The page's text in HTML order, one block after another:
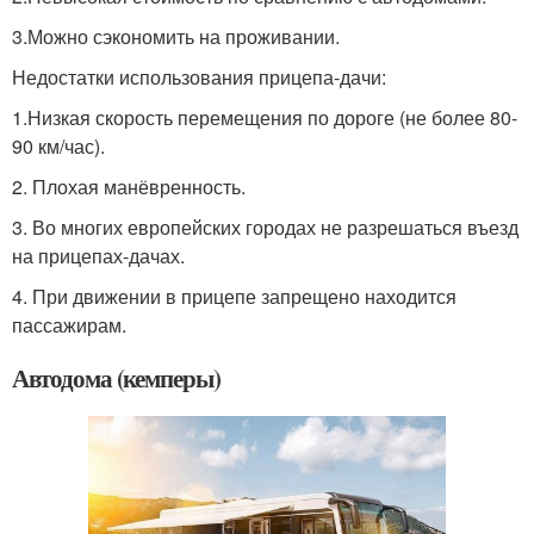
3.Можно сэкономить на проживании.
Недостатки использования прицепа-дачи:
1.Низкая скорость перемещения по дороге (не более 80-
90 км/час).
2. Плохая манёвренность.
3. Во многих европейских городах не разрешаться въезд
на прицепах-дачах.
4. При движении в прицепе запрещено находится
пассажирам.
Автодома (кемперы)